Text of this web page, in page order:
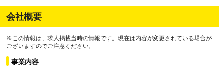
会社概要
※この情報は、求人掲載当時の情報です。現在は内容が変更されている場合が
ございますのでご注意ください。
事業内容